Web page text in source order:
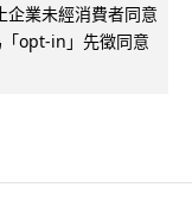
企業未經消費者同意
opt-in」先徵同意